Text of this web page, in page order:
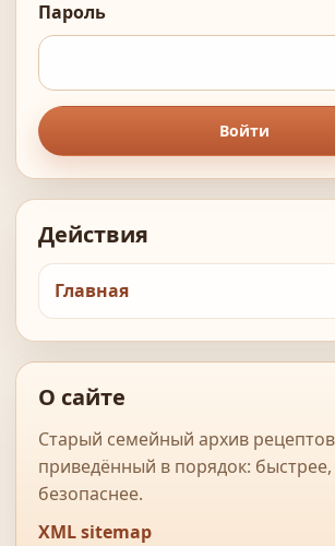
Пароль
Войти
Действия
Главная
О сайте
Старый семейный архив
приведённый в порядок:
безопаснее.
XML sitemap